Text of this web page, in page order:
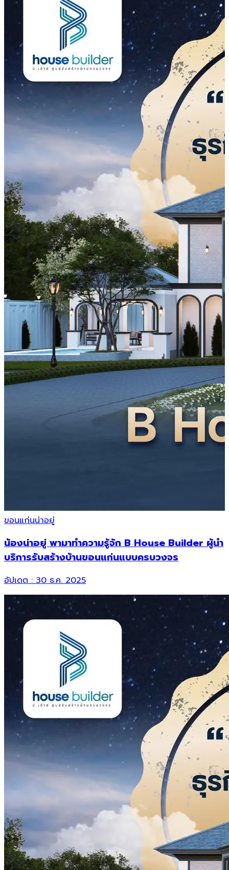
ขอนแก่นน่าอยู่
น้องน่าอยู่ พามาทำความรู้จัก B House Builder ผู้นำ
บริการรับสร้างบ้านขอนแก่นแบบครบวงจร
อัปเดต :30 ธ.ค. 2025